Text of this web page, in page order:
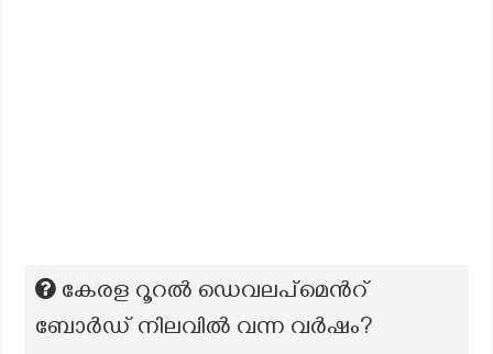
കേരള റൂറല്‍ ഡെവലപ്മെന്‍റ്
ബോര്‍ഡ് നിലവില്‍ വന്ന വര്‍ഷം?